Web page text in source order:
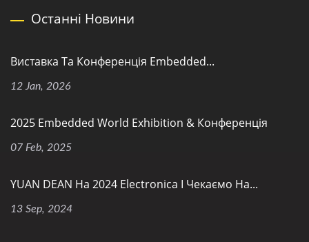
Останні Новини
Виставка Та Конференція Embedded...
12 Jan, 2026
2025 Embedded World Exhibition & Конференція
07 Feb, 2025
YUAN DEAN На 2024 Electronica І Чекаємо На...
13 Sep, 2024